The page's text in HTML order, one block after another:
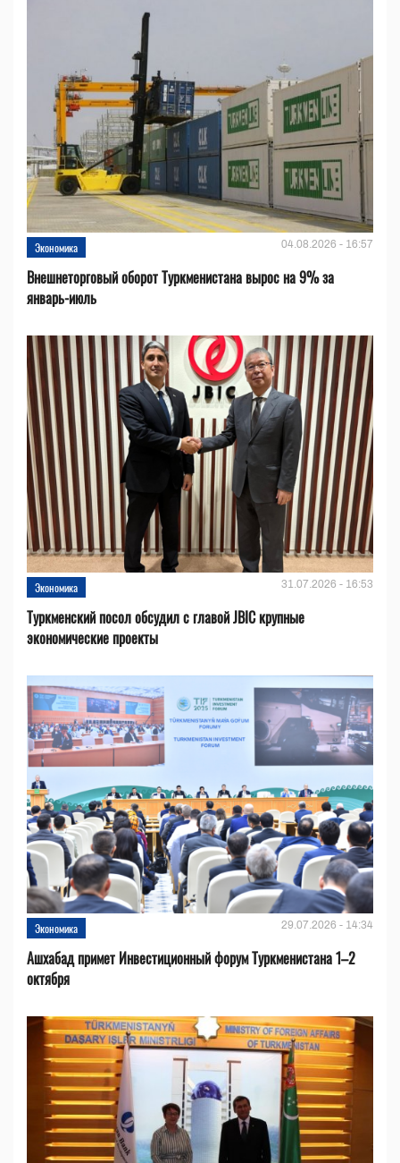
Экономика 04.08.2026 - 16:57
Внешнеторговый оборот Туркменистана вырос на 9% за
январь-июль
Экономика 31.07.2026 - 16:53
Туркменский посол обсудил с главой JBIC крупные
экономические проекты
Экономика 29.07.2026 - 14:34
Ашхабад примет Инвестиционный форум Туркменистана 1–2
октября